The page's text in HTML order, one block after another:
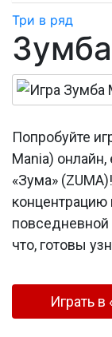
Три в ряд
Попробуйте
Mania) онлайн,
«Зума»
что, готовы
Играть